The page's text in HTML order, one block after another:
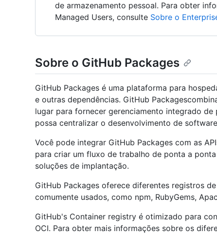
de armazenamento pessoal. Para obter
Managed Users, consulte Sobre o
Sobre o GitHub Packages
GitHub Packages é uma plataforma para
e outras dependências. GitHub
lugar para fornecer gerenciamento integrado
possa centralizar o desenvolvimento de
Você pode integrar GitHub Packages com as
para criar um fluxo de trabalho de ponta a
soluções de implantação.
GitHub Packages oferece diferentes registros
comumente usados, como npm, RubyGems,
GitHub's Container registry é otimizado para
OCI. Para obter mais informações sobre os